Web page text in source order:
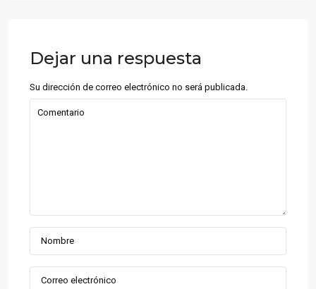
Dejar una respuesta
Su dirección de correo electrónico no será publicada.